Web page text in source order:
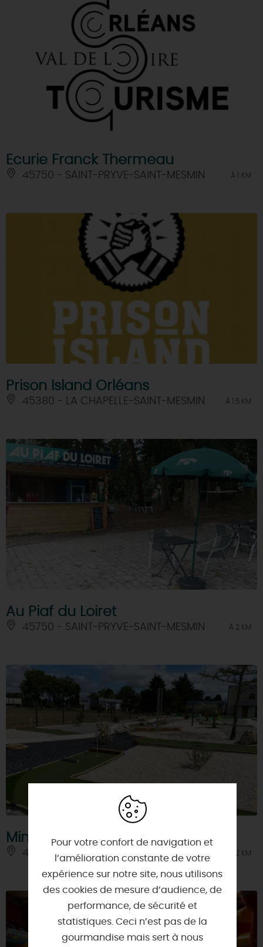
Ecurie Franck Thermeau
45750 - SAINT-PRYVE-SAINT-MESMIN À 1 KM
Prison Island Orléans
45380 - LA CHAPELLE-SAINT-MESMIN À 1.5 KM
Au Piaf du Loiret
45750 - SAINT-PRYVE-SAINT-MESMIN À 2 KM
Mini golf du beignet doré
45750 - SAINT-PRYVE-SAINT-MESMIN À 2 KM
Pour votre confort de navigation et
l’amélioration constante de votre
expérience sur notre site, nous utilisons
des cookies de mesure d’audience, de
performance, de sécurité et
statistiques. Ceci n’est pas de la
gourmandise mais sert à nous